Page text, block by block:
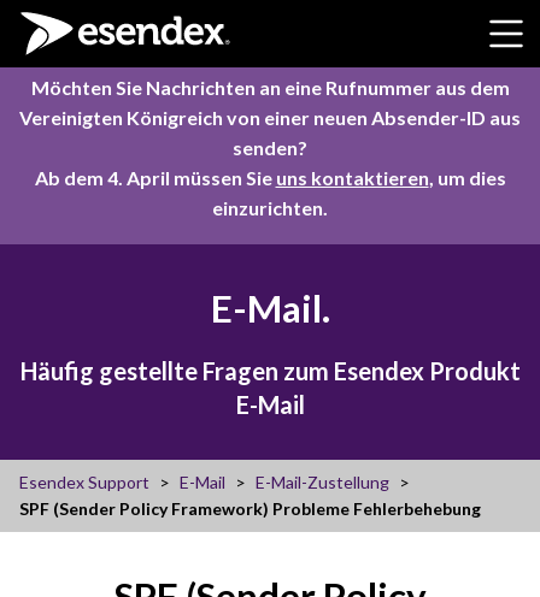
Skip to content
Möchten Sie Nachrichten an eine Rufnummer aus dem
Vereinigten Königreich von einer neuen Absender-ID aus
senden?
Ab dem 4. April müssen Sie uns kontaktieren, um dies
einzurichten.
E-Mail.
Häufig gestellte Fragen zum Esendex Produkt
E-Mail
Esendex Support E-Mail
E-Mail-Zustellung
SPF (Sender Policy Framework) Probleme Fehlerbehebung